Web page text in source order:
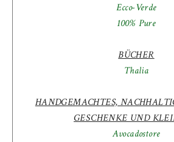
Ecco-Verde
100% Pure
BÜCHER
Thalia
HANDGEMACHTES,
GESCHENKE UND
Avocadostore